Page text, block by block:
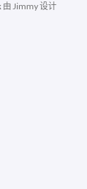
由 Jimmy设计